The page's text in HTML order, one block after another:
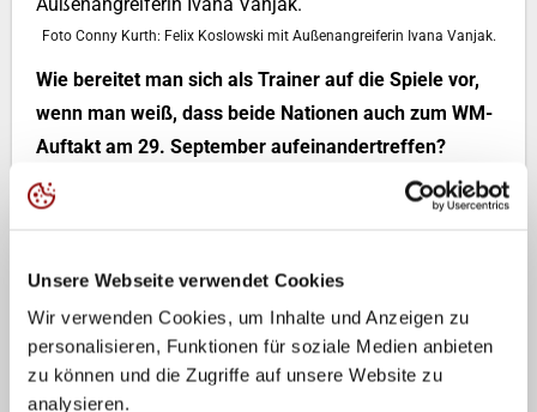
Unsere Webseite verwendet Cookies
Wir verwenden Cookies, um Inhalte und Anzeigen zu
personalisieren, Funktionen für soziale Medien anbieten
zu können und die Zugriffe auf unsere Website zu
analysieren.
Foto Conny Kurth: Felix Koslowski mit Außenangreiferin Ivana Vanjak.
Wie bereitet man sich als Trainer auf die Spiele vor,
wenn man weiß, dass beide Nationen auch zum WM-
Auftakt am 29. September aufeinandertreffen?
„Die WM ist zu dem Zeitpunkt noch einen Monat
Niederlande ein sehr starkes Team haben und auf
einem hohen Niveau agieren. Demzufolge tragen
solche Partien zur positiven Entwicklung unserer